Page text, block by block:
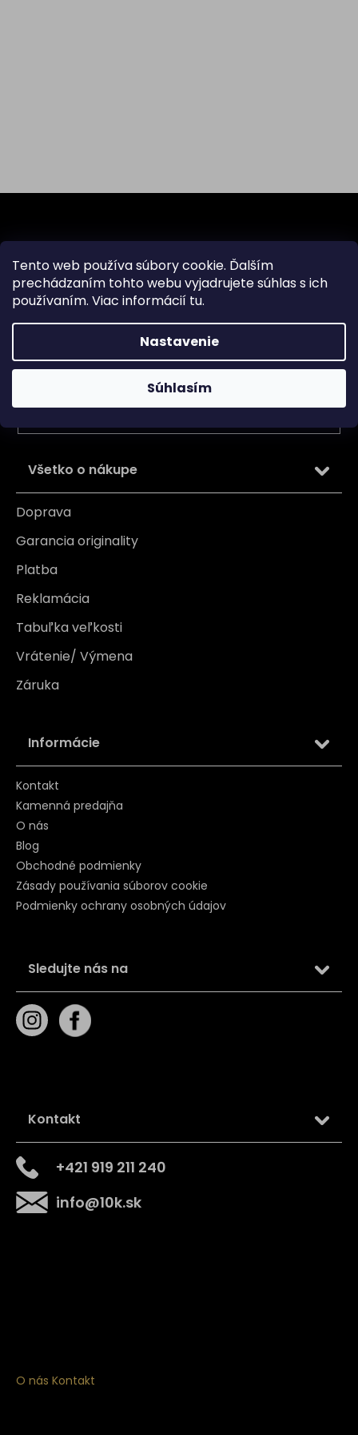
Tento web používa súbory cookie. Ďalším
prechádzaním tohto webu vyjadrujete súhlas s ich
používaním. Viac informácií tu.
Nastavenie
Súhlasím
p
Odoberať newsletter
Vložte svoj e-mail a my Vám budeme zasielať informácie
Vložením e-mailu súhlasíte spodmienkami ochrany
PRIHLÁSIŤ SA
Všetko o nákupe
Doprava
Garancia originality
Platba
Reklamácia
Tabuľka veľkosti
Vrátenie/ Výmena
Záruka
Informácie
Kontakt
Kamenná predajňa
O nás
Blog
Obchodné podmienky
Zásady používania súborov cookie
Podmienky ochrany osobných údajov
Sledujte nás na
Kontakt
info@10k.sk
+421 919 211 240
O nás Kontakt